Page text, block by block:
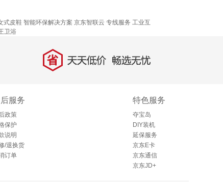
式皮鞋 智能环保解决方案 京东智联云 专线服务 工业互
卫浴
省 天天低价，畅选无忧
服务
政策
保护
说明
/退换货
订单
特色服务
夺宝岛
DIY装机
延保服务
京东E卡
京东通信
京东JD+